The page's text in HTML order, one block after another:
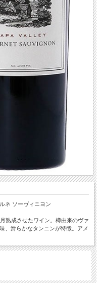
ネ ソーヴィニヨン
熟成させたワイン。樽由来のヴァ
、滑らかなタンニンが特徴。アメ